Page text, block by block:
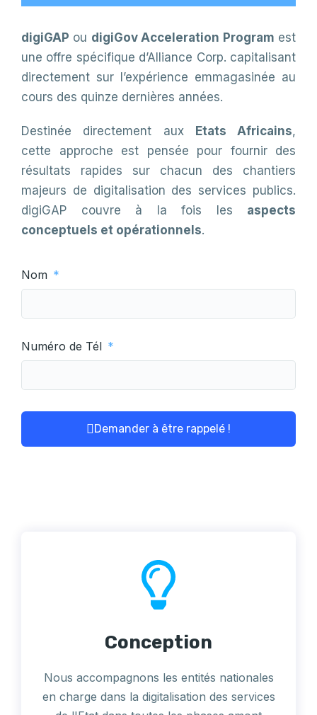
digiGAP ou digiGov Acceleration Program est
une offre spécifique d’Alliance Corp. capitalisant
directement sur l’expérience emmagasinée au
cours des quinze dernières années.
Destinée directement aux Etats Africains,
cette approche est pensée pour fournir des
résultats rapides sur chacun des chantiers
majeurs de digitalisation des services publics.
digiGAP couvre à la fois les aspects
conceptuels et opérationnels.
Nom
Numéro de Tél
Demander à être rappelé !
Conception
Nous accompagnons les entités nationales
en charge dans la digitalisation des services